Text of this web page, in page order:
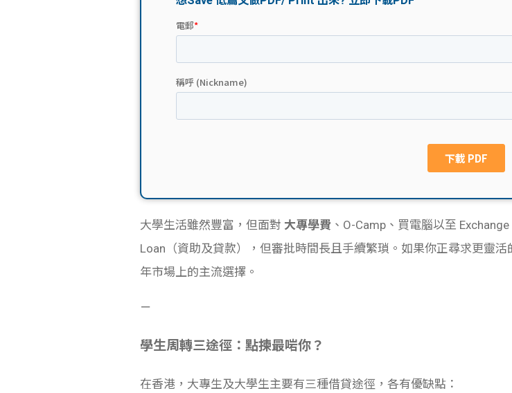
款
理財
大學生活雖然豐富，但面對 大專學費 、O-Camp、買電腦以至
Loan（資助及貸款），但審批時間長且手續繁瑣。如果你正尋求更靈活
年市場上的主流選擇。
－
學生周轉三途徑：點揀最啱你？
在香港，大專生及大學生主要有三種借貸途徑，各有優缺點：